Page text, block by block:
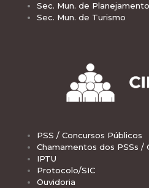
Sec. Mun. de
Sec. Mun. de Turismo
PSS / Concursos Públicos
Chamamentos dos PSSs /
IPTU
Protocolo/SIC
Ouvidoria